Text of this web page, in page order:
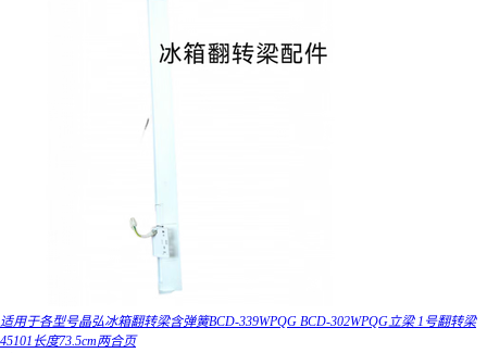
适用于各型号晶弘冰箱翻转梁含弹簧BCD-339WPQG BCD-302WPQG立梁 1号翻转梁
45101长度73.5cm两合页